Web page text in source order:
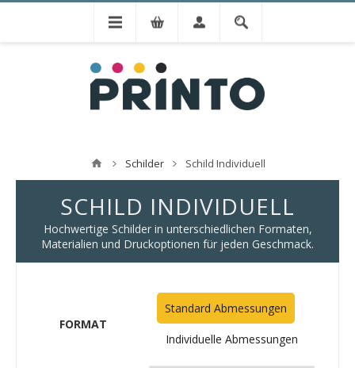
Schilder Schild Individuell
SCHILD INDIVIDUELL
Hochwertige Schilder in unterschiedlichen Formaten,
Materialien und Druckoptionen für jeden Geschmack.
FORMAT
Standard Abmessungen
Individuelle Abmessungen